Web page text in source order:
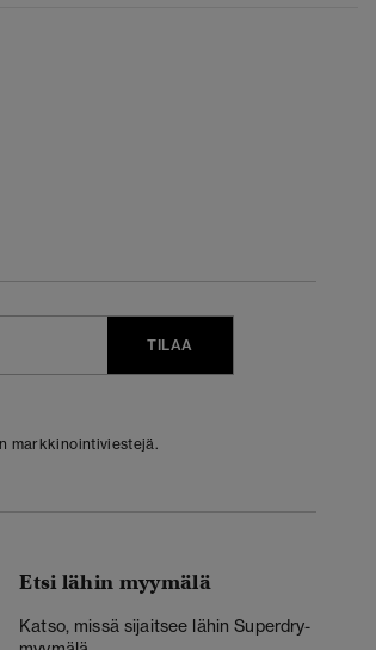
TILAA
markkinointiviestejä.
Etsi lähin myymälä
Katso, missä sijaitsee lähin Superdry-